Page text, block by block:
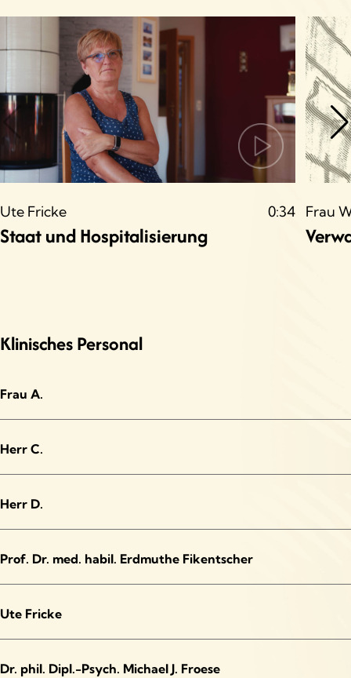
Psychologie
Aufnahme in die Psychiatrie
Aufnahme in die Psychotherapie
Bedarf an Psychotherapie
Entwicklung von Psychotherapie
Erfahrungen in der Psychotherapie
Hospitalisierung
Reformen
Staat und Psychiatrie
Staat und Psychotherapie
Sucht
Zeitzeugenvorstellung
Ute Fricke 0:34
Staat und Hospitalisierung
Frau
Klinisches Personal
Frau A.
Herr C.
Herr D.
Prof. Dr. med. habil. Erdmuthe Fikentscher
Ute Fricke
Dr. phil. Dipl.-Psych. Michael J. Froese